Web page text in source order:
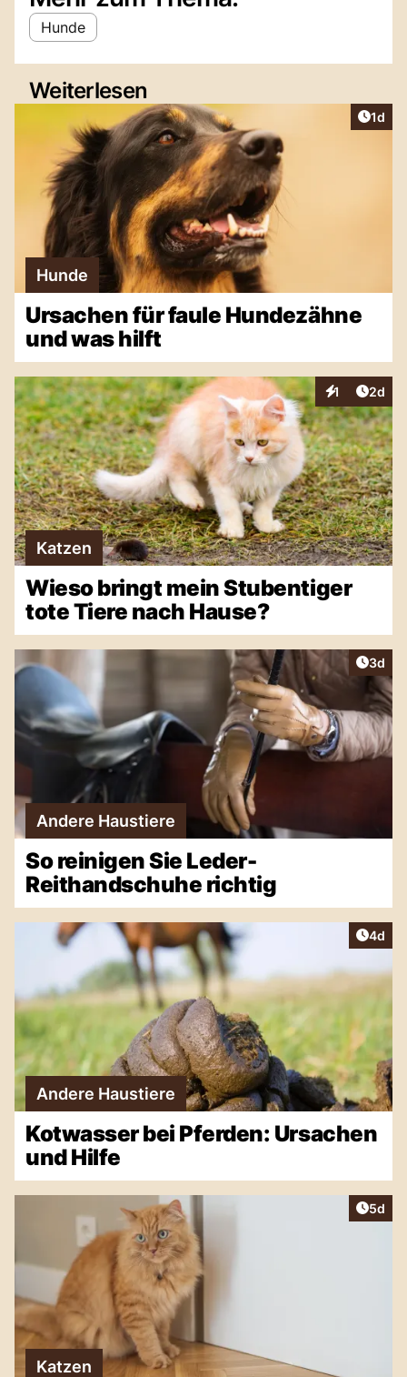
Hunde
Weiterlesen
1d
Hunde
Ursachen für faule Hundezähne
und was hilft
1
Interaktionen
2d
Katzen
Wieso bringt mein Stubentiger
tote Tiere nach Hause?
3d
Andere Haustiere
So reinigen Sie Leder-
Reithandschuhe richtig
4d
Andere Haustiere
Kotwasser bei Pferden: Ursachen
und Hilfe
5d
Katzen